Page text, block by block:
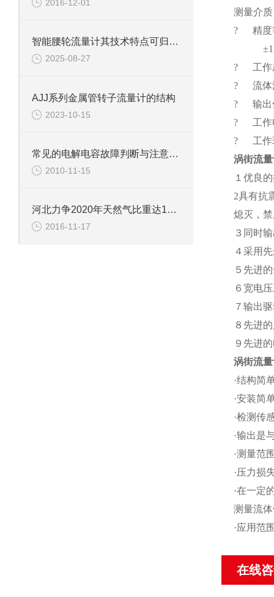
2016-12-01
智能腰轮流量计其技术特点可归纳为以下核心优势
2025-08-27
AJJ系列金属管转子流量计的结构
2023-10-15
常见的电解电容故障判断与注意事项
2010-11-15
河北力争2020年天然气比重达11%以上
2016-11-17
测量介
? 精度
±1.5%
? 工作
? 流体
? 输出
? 工作
? 工作
涡街流
１优良
2具有抗
熄灭，
３同时
４采用
５先进
６宽电
７输出
８先进
９先进
涡街流
·结构简
·安装简
·检测传
·输出是
·测量范
·压力损
·在一定
测量流
·应用范
在线